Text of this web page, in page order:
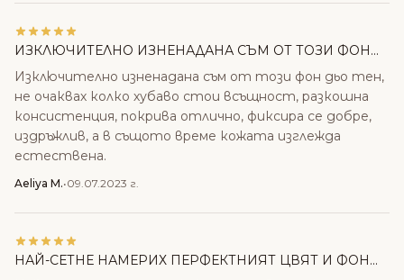
ИЗКЛЮЧИТЕЛНО ИЗНЕНАДАНА СЪМ ОТ ТОЗИ ФОН...
Изключително изненадана съм от този фон дьо тен,
не очаквах колко хубаво стои всъщност, разкошна
консистенция, покрива отлично, фиксира се добре,
издръжлив, а в същото време кожата изглежда
естествена.
Aeliya M.•09.07.2023 г.
НАЙ-СЕТНЕ НАМЕРИХ ПЕРФЕКТНИЯТ ЦВЯТ И ФОН...